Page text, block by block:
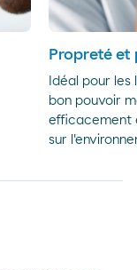
Propreté
Idéal pour les
bon pouvoir
efficacement
sur